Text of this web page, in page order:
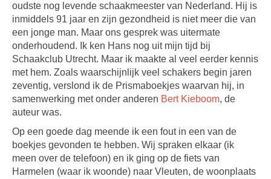
oudste nog levende schaakmeester van Nederland. Hij is
inmiddels 91 jaar en zijn gezondheid is niet meer die van
een jonge man. Maar ons gesprek was uitermate
onderhoudend. Ik ken Hans nog uit mijn tijd bij
Schaakclub Utrecht. Maar ik maakte al veel eerder kennis
met hem. Zoals waarschijnlijk veel schakers begin jaren
zeventig, verslond ik de Prismaboekjes waarvan hij, in
samenwerking met onder anderen Bert Kieboom, de
auteur was.
Op een goede dag meende ik een fout in een van de
boekjes gevonden te hebben. Wij spraken elkaar (ik
meen over de telefoon) en ik ging op de fiets van
Harmelen (waar ik woonde) naar Vleuten, de woonplaats